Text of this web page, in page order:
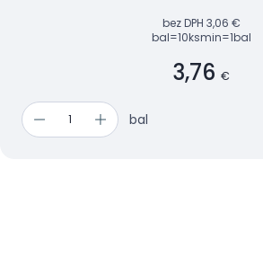
bez DPH 3,06 €
bal=10ksmin=1bal
3,76 €
bal